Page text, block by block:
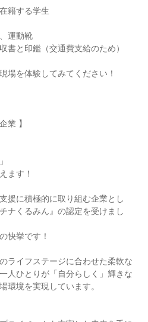
籍する学生
運動靴
書と印鑑（交通費支給のため）
場を体験してみてください！
業 】
ます！
援に積極的に取り組む企業とし
ナくるみん』の認定を受けまし
快挙です！
ライフステージに合わせた柔軟な
人ひとりが「自分らしく」輝きな
環境を実現しています。